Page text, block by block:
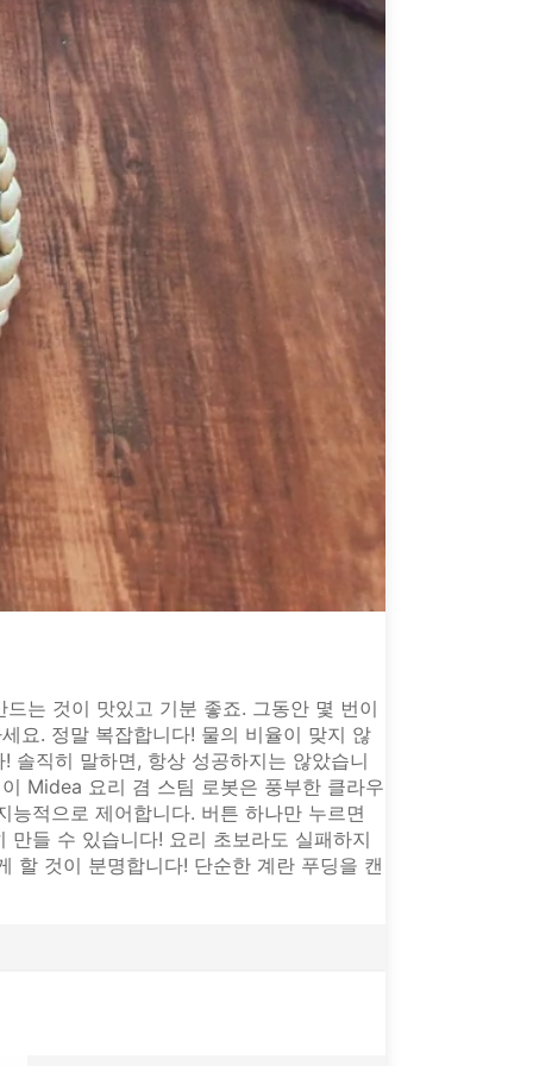
는 것이 맛있고 기분 좋죠. 그동안 몇 번이
요. 정말 복잡합니다! 물의 비율이 맞지 않
솔직히 말하면, 항상 성공하지는 않았습니
Midea 요리 겸 스팀 로봇은 풍부한 클라우
적으로 제어합니다. 버튼 하나만 누르면
들 수 있습니다! 요리 초보라도 실패하지
할 것이 분명합니다! 단순한 계란 푸딩을 캔